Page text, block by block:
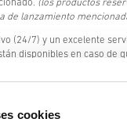
cookies
(los productos
de lanzamiento
(24/7) y un excelente
disponibles en caso de
o encuestas para